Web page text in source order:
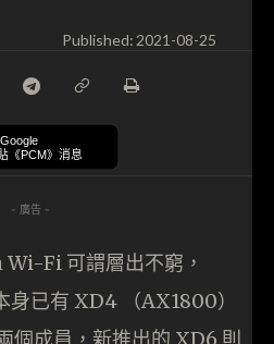
Published: 2021-08-25
《PCM》消息
- 廣告 -
Fi 可謂層出不窮，
已有 XD4 （AX1800）